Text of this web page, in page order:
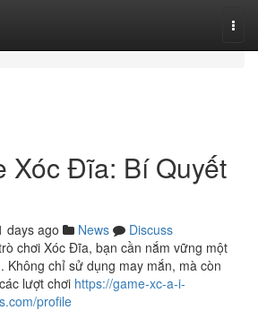
Xóc Đĩa: Bí Quyết
days ago News
Discuss
chơi Xóc Đĩa, bạn cần nắm vững một
Không chỉ sử dụng may mắn, mà còn
lượt chơi https://game-xc-a-i-
profile